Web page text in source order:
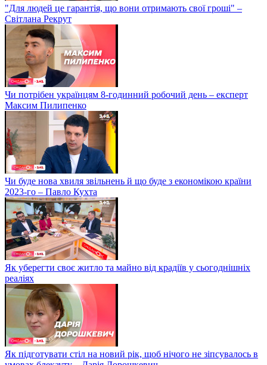
"Для людей це гарантія, що вони отримають свої гроші" –
Світлана Рекрут
Чи потрібен українцям 8-годинний робочий день – експерт
Максим Пилипенко
Чи буде нова хвиля звільнень й що буде з економікою країни
2023-го – Павло Кухта
Як уберегти своє житло та майно від крадіїв у сьогоднішніх
реаліях
Як підготувати стіл на новий рік, щоб нічого не зіпсувалось в